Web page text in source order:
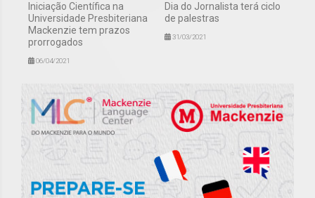
Iniciação Científica na
Universidade Presbiteriana
Mackenzie tem prazos
prorrogados
06/04/2021
Dia do Jornalista terá ciclo
de palestras
31/03/2021